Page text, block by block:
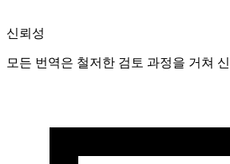
신뢰성
모든 번역은 철저한 검토 과정을 거쳐